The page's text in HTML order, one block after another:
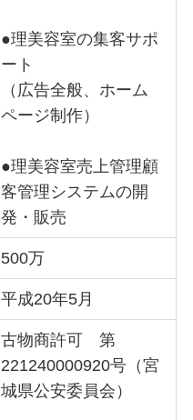
●理美容室の集客サポ
ート
（広告全般、ホーム
ページ制作）
●理美容室売上管理顧
客管理システムの開
発・販売
500万
平成20年5月
古物商許可 第
221240000920号（宮
城県公安委員会）